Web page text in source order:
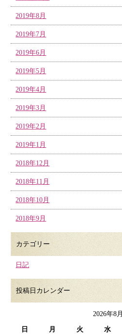
2019年8月
2019年7月
2019年6月
2019年5月
2019年4月
2019年3月
2019年2月
2019年1月
2018年12月
2018年11月
2018年10月
2018年9月
カテゴリー
日記
投稿日カレンダー
2026年8月
日 月 火 水